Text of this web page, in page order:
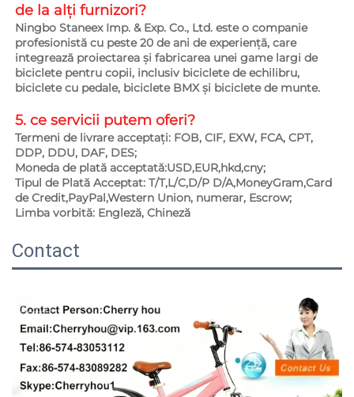
de la alți furnizori?
Ningbo Staneex Imp. & Exp. Co., Ltd. este o companie
profesionistă cu peste 20 de ani de experiență, care
integrează proiectarea și fabricarea unei game largi de
biciclete pentru copii, inclusiv biciclete de echilibru,
biciclete cu pedale, biciclete BMX și biciclete de munte.
5. ce servicii putem oferi?
Termeni de livrare acceptați: FOB, CIF, EXW, FCA, CPT,
DDP, DDU, DAF, DES;
Moneda de plată acceptată:USD,EUR,hkd,cny;
Tipul de Plată Acceptat: T/T,L/C,D/P D/A,MoneyGram,Card
de Credit,PayPal,Western Union, numerar, Escrow;
Limba vorbită: Engleză, Chineză
Contact